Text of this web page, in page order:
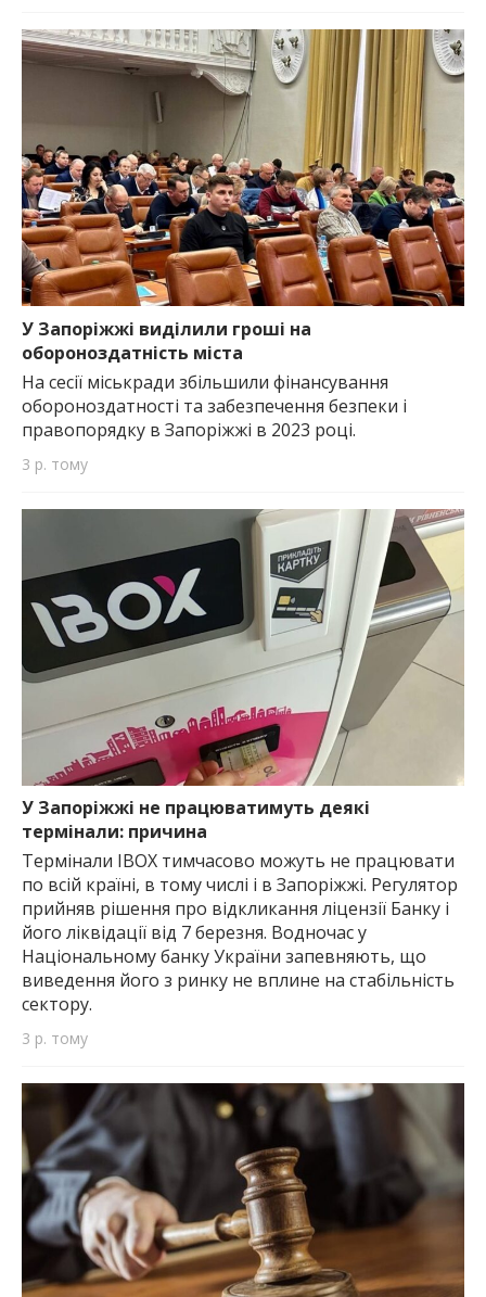
У Запоріжжі виділили гроші на
обороноздатність міста
На сесії міськради збільшили фінансування
обороноздатності та забезпечення безпеки і
правопорядку в Запоріжжі в 2023 році.
3 р. тому
У Запоріжжі не працюватимуть деякі
термінали: причина
Термінали IBOX тимчасово можуть не працювати
по всій країні, в тому числі і в Запоріжжі. Регулятор
прийняв рішення про відкликання ліцензії Банку і
його ліквідації від 7 березня. Водночас у
Національному банку України запевняють, що
виведення його з ринку не вплине на стабільність
сектору.
3 р. тому